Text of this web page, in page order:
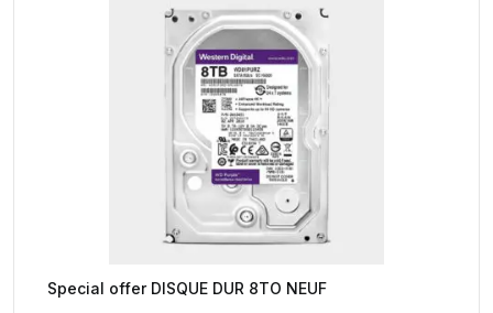
Special offer DISQUE DUR 8TO NEUF